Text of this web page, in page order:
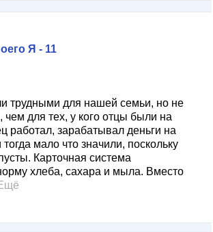
Я - 11
трудными для нашей семьи, но не
чем для тех, у кого отцы были на
работал, зарабатывал деньги на
мало что значили, поскольку
Карточная система
хлеба, сахара и мыла. Вместо